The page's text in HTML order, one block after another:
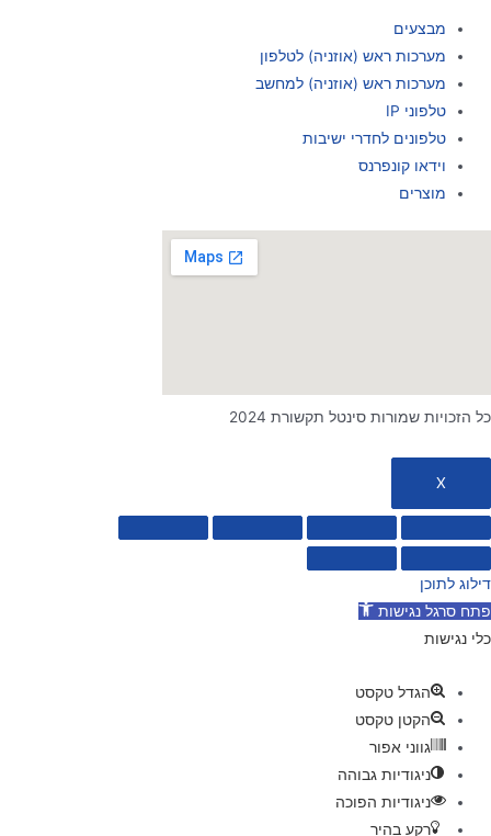
מבצעים
מערכות ראש (אוזניה) לטלפון
מערכות ראש (אוזניה) למחשב
טלפוני IP
טלפונים לחדרי ישיבות
וידאו קונפרנס
מוצרים
כל הזכויות שמורות סינטל תקשורת 2024
X
דילוג לתוכן
פתח סרגל נגישות
כלי נגישות
הגדל טקסט
הקטן טקסט
גווני אפור
ניגודיות גבוהה
ניגודיות הפוכה
רקע בהיר